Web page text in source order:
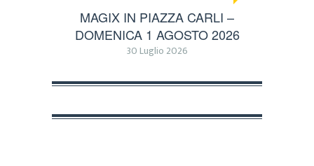
MAGIX IN PIAZZA CARLI –
DOMENICA 1 AGOSTO 2026
30 Luglio 2026